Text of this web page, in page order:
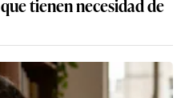
tienen necesidad de